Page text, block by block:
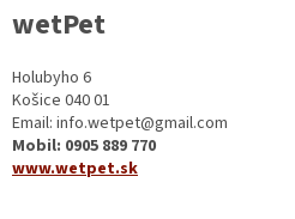
wetPet
Holubyho 6
Košice 040 01
Email: info.wetpet@gmail.com
Mobil: 0905 889 770
www.wetpet.sk